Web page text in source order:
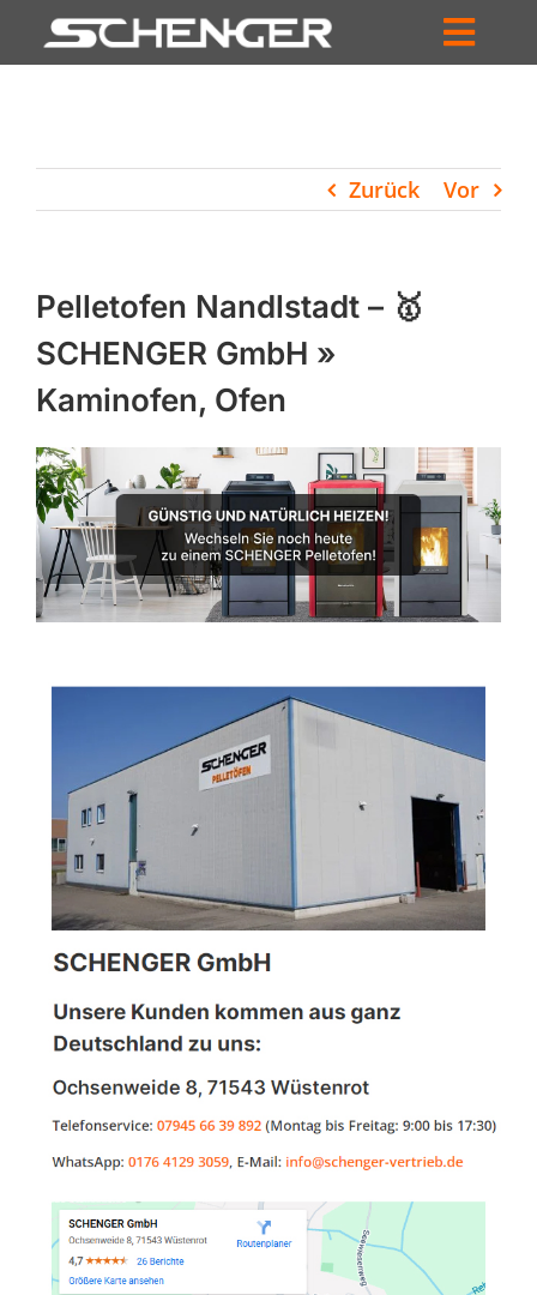
Inhalt
HÄNDLERSUCHE
UNTERNEHMEN
PROFIL
WARENKORB
PRODUCTS
SEARCH
Zurück Vor
Pelletofen Nandlstadt – 🥇
SCHENGER GmbH »
Kaminofen, Ofen